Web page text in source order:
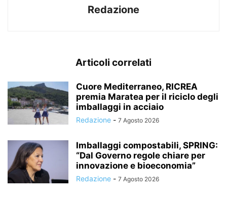
Redazione
Articoli correlati
Cuore Mediterraneo, RICREA
premia Maratea per il riciclo degli
imballaggi in acciaio
Redazione - 7 Agosto 2026
Imballaggi compostabili, SPRING:
“Dal Governo regole chiare per
innovazione e bioeconomia”
Redazione - 7 Agosto 2026